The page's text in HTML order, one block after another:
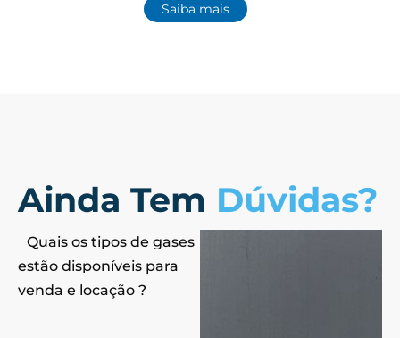
Saiba mais
Ainda Tem Dúvidas?
Quais os tipos de gases
estão disponíveis para
venda e locação ?